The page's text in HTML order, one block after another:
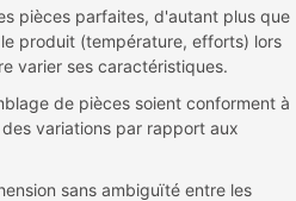
pièces parfaites, d'autant plus que
produit (température, efforts) lors
varier ses caractéristiques.
de pièces soient conforment à
variations par rapport aux
sans ambiguïté entre les